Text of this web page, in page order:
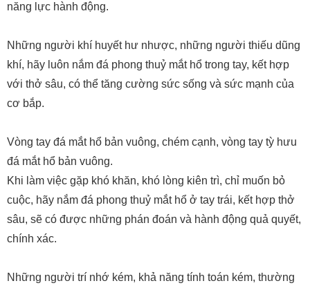
năng lực hành động.
Những người khí huyết hư nhược, những người thiếu dũng
khí, hãy luôn nắm đá phong thuỷ mắt hổ trong tay, kết hợp
với thở sâu, có thể tăng cường sức sống và sức mạnh của
cơ bắp.
Vòng tay đá mắt hổ bản vuông, chém cạnh, vòng tay tỳ hưu
đá mắt hổ bản vuông.
Khi làm việc gặp khó khăn, khó lòng kiên trì, chỉ muốn bỏ
cuộc, hãy nắm đá phong thuỷ mắt hổ ở tay trái, kết hợp thở
sâu, sẽ có được những phán đoán và hành động quả quyết,
chính xác.
Những người trí nhớ kém, khả năng tính toán kém, thường